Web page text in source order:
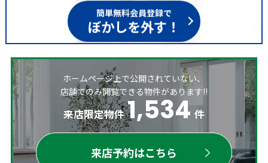
簡単無料会員登録で
ぼかしを外す！
ホームページ上で公開されていない、
店舗でのみ閲覧できる物件があります!!
来店限定物件 1,534 件
来店予約はこちら